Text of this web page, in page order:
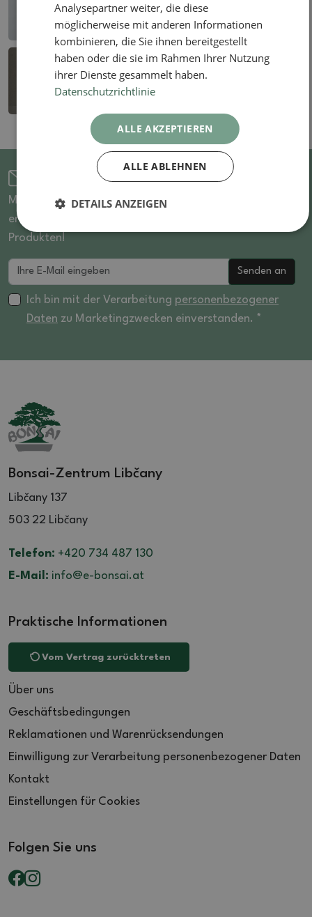
Für den Newsletter anmelden
Melden Sie sich für unseren Newsletter an und Sie
erfahren als Erster von reduzierten Artikeln und neuen
Produkten!
Senden an
Ich bin mit der Verarbeitung personenbezogener
Daten zu Marketingzwecken einverstanden. *
Bonsai-Zentrum Libčany
Libčany 137
503 22 Libčany
Telefon: +420 734 487 130
E-Mail: info@e-bonsai.at
Praktische Informationen
Vom Vertrag zurücktreten
Über uns
Geschäftsbedingungen
Reklamationen und Warenrücksendungen
Einwilligung zur Verarbeitung personenbezogener Daten
Kontakt
Einstellungen für Cookies
Folgen Sie uns
Analysepartner weiter, die diese
möglicherweise mit anderen Informationen
kombinieren, die Sie ihnen bereitgestellt
haben oder die sie im Rahmen Ihrer Nutzung
ihrer Dienste gesammelt haben.
Datenschutzrichtlinie
ALLE AKZEPTIEREN
ALLE ABLEHNEN
DETAILS ANZEIGEN